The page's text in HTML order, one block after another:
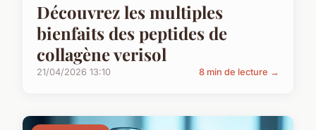
Découvrez les multiples
bienfaits des peptides de
collagène verisol
21/04/2026 13:10 8 min de lecture →